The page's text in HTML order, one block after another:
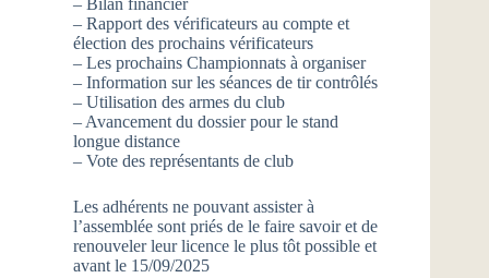
– Bilan financier
– Rapport des vérificateurs au compte et
élection des prochains vérificateurs
– Les prochains Championnats à organiser
– Information sur les séances de tir contrôlés
– Utilisation des armes du club
– Avancement du dossier pour le stand
longue distance
– Vote des représentants de club
Les adhérents ne pouvant assister à
l’assemblée sont priés de le faire savoir et de
renouveler leur licence le plus tôt possible et
avant le 15/09/2025